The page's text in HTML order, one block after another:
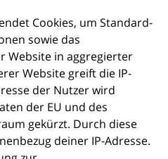
Cookies, um Standard-
sowie das
Website in aggregierter
Website greift die IP-
der Nutzer wird
der EU und des
gekürzt. Durch diese
deiner IP-Adresse.